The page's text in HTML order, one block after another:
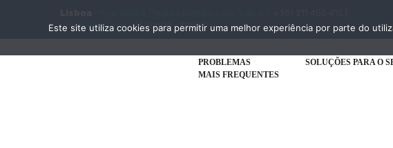
info@disciplinar.pt| 09h00 - 19h00
PROBLEMAS
MAIS FREQUENTES
SOLUÇÕES PARA O
Este site utiliza cookies para permitir uma melhor experiência por parte do